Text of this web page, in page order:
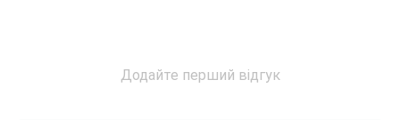
Додайте перший відгук